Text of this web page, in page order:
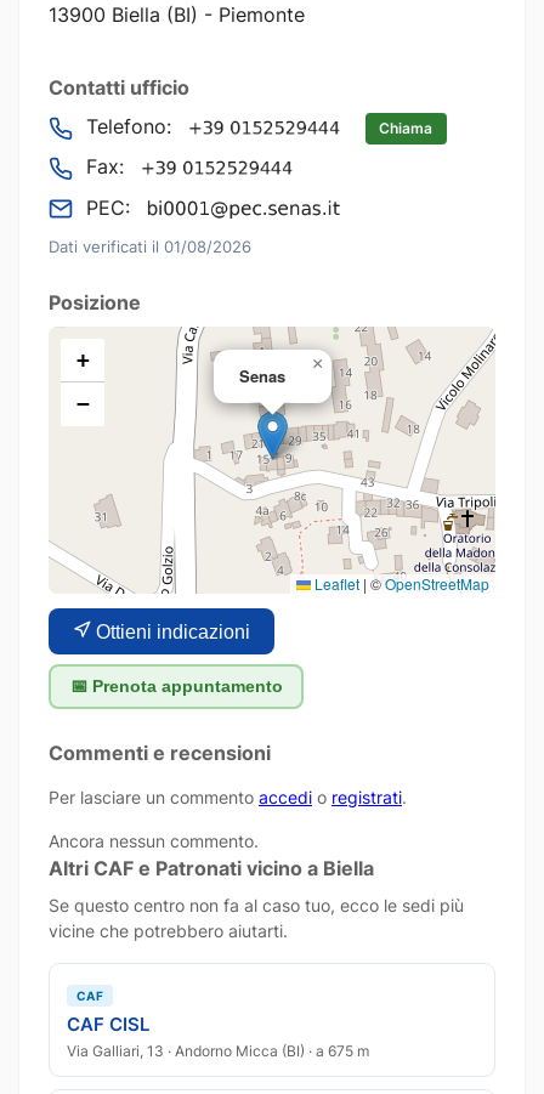
13900 Biella (BI) - Piemonte
Contatti ufficio
Telefono:
Chiama
Fax:
PEC:
Dati verificati il 01/08/2026
Posizione
Senas
×
+
−
Leaflet | ©OpenStreetMap
Ottieni indicazioni
📅 Prenota appuntamento
Commenti e recensioni
Per lasciare un commento accedi o registrati.
Ancora nessun commento.
Altri CAF e Patronati vicino a Biella
Se questo centro non fa al caso tuo, ecco le sedi più
vicine che potrebbero aiutarti.
CAF
CAF CISL
Via Galliari, 13 · Andorno Micca (BI) · a 675 m